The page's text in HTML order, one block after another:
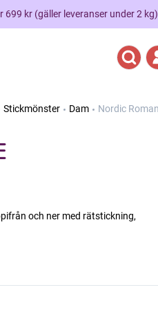
699 kr (gäller leveranser under 2
Stickmönster Dam Nordic
och ner med rätstickning,